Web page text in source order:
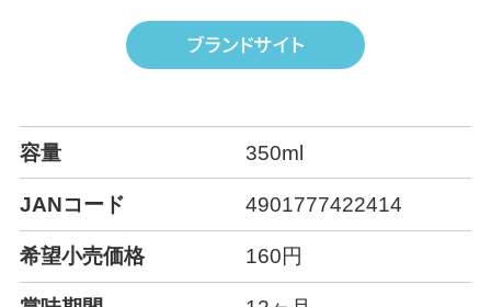
容量 350ml
JANコード 4901777422414
希望小売価格 160円